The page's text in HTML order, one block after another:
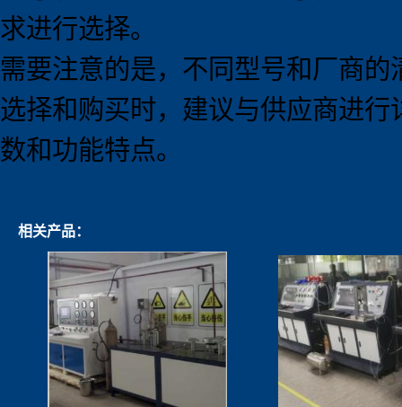
求进行选择。
需要注意的是，不同型号和厂商
选择和购买时，建议与供应商进
数和功能特点。
相关产品：